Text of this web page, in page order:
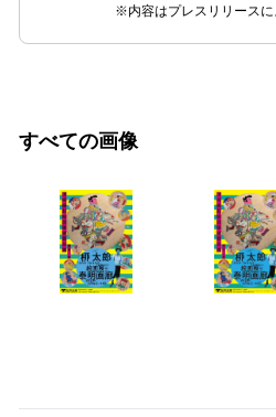
※内容はプレスリリースに
すべての画像